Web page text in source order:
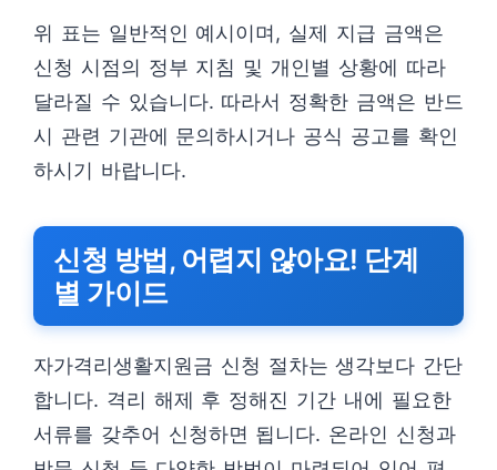
위 표는 일반적인 예시이며, 실제 지급 금액은
신청 시점의 정부 지침 및 개인별 상황에 따라
달라질 수 있습니다. 따라서 정확한 금액은 반드
시 관련 기관에 문의하시거나 공식 공고를 확인
하시기 바랍니다.
신청 방법, 어렵지 않아요! 단계
별 가이드
자가격리생활지원금 신청 절차는 생각보다 간단
합니다. 격리 해제 후 정해진 기간 내에 필요한
서류를 갖추어 신청하면 됩니다. 온라인 신청과